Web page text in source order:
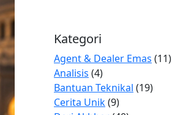
Kategori
Agent & Dealer Emas (11)
Analisis (4)
Bantuan Teknikal (19)
Cerita Unik(9)